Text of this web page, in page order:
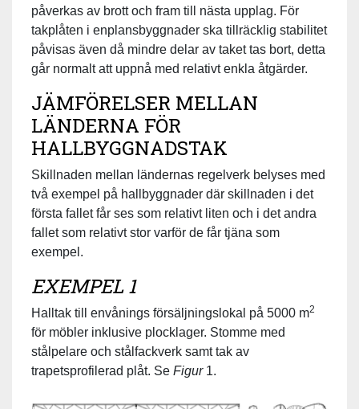
påverkas av brott och fram till nästa upplag. För
takplåten i enplansbyggnader ska tillräcklig stabilitet
påvisas även då mindre delar av taket tas bort, detta
går normalt att uppnå med relativt enkla åtgärder.
JÄMFÖRELSER MELLAN
LÄNDERNA FÖR
HALLBYGGNADSTAK
Skillnaden mellan ländernas regelverk belyses med
två exempel på hallbyggnader där skillnaden i det
första fallet får ses som relativt liten och i det andra
fallet som relativt stor varför de får tjäna som
exempel.
EXEMPEL 1
Halltak till envånings försäljningslokal på 5000 m2
för möbler inklusive plocklager. Stomme med
stålpelare och stålfackverk samt tak av
trapetsprofilerad plåt. Se Figur 1.